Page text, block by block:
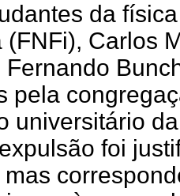
da
(FNFi), Carlos
Fernando
pela
universitário
foi
mas